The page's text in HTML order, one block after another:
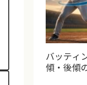
バッティ
傾・後傾